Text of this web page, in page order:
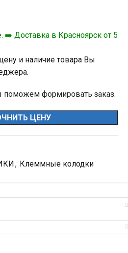
➡️ Доставка в Красноярск от 5
и наличие товара Вы
поможем формировать заказ.
ЦЕНУ
, Клеммные колодки